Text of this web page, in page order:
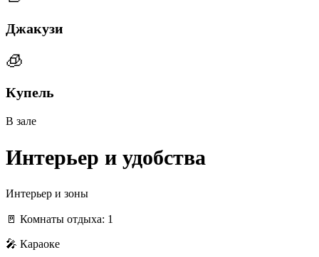
Джакузи
🧊
Купель
В зале
Интерьер и удобства
Интерьер и зоны
🚪 Комнаты отдыха: 1
🎤 Караоке